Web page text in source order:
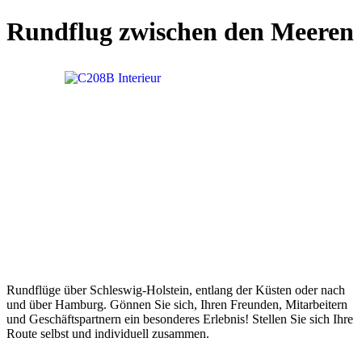
Rundflug zwischen den Meeren
Rundflüge über Schleswig-Holstein, entlang der Küsten oder nach
und über Hamburg. Gönnen Sie sich, Ihren Freunden, Mitarbeitern
und Geschäftspartnern ein besonderes Erlebnis! Stellen Sie sich Ihre
Route selbst und individuell zusammen.